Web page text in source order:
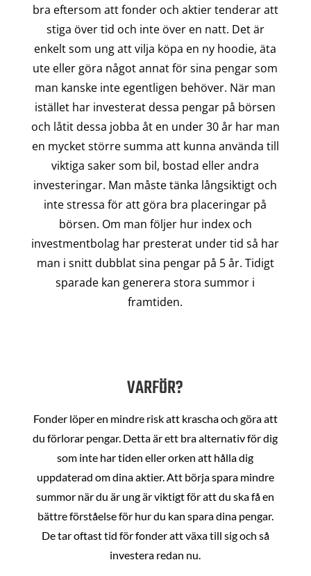
bra eftersom att fonder och aktier tenderar att
stiga över tid och inte över en natt. Det är
enkelt som ung att vilja köpa en ny hoodie, äta
ute eller göra något annat för sina pengar som
man kanske inte egentligen behöver. När man
istället har investerat dessa pengar på börsen
och låtit dessa jobba åt en under 30 år har man
en mycket större summa att kunna använda till
viktiga saker som bil, bostad eller andra
investeringar. Man måste tänka långsiktigt och
inte stressa för att göra bra placeringar på
börsen. Om man följer hur index och
investmentbolag har presterat under tid så har
man i snitt dubblat sina pengar på 5 år. Tidigt
sparade kan generera stora summor i
framtiden.
VARFÖR?
Fonder löper en mindre risk att krascha och göra att
du förlorar pengar. Detta är ett bra alternativ för dig
som inte har tiden eller orken att hålla dig
uppdaterad om dina aktier. Att börja spara mindre
summor när du är ung är viktigt för att du ska få en
bättre förståelse för hur du kan spara dina pengar.
De tar oftast tid för fonder att växa till sig och så
investera redan nu.